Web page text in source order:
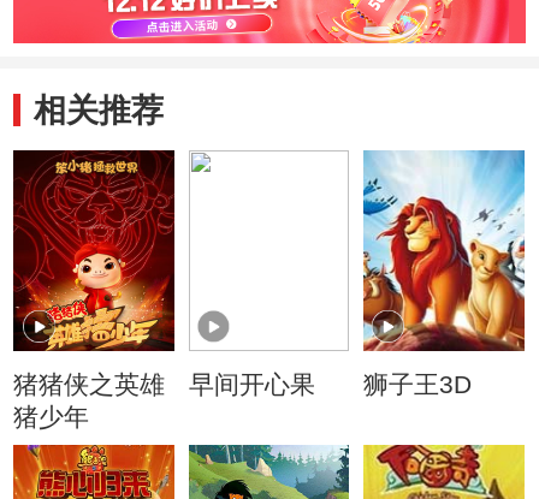
相关推荐
猪猪侠之英雄
猪少年
早间开心果 狮子王3D